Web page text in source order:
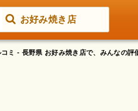
お好み焼き店
コミ - 長野県 お好み焼き店で、みんなの